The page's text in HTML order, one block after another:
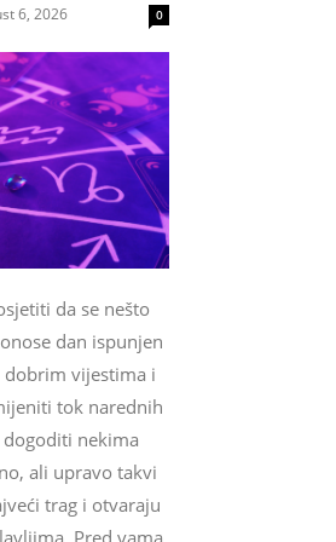
6, 2026 0
da se nešto
dan ispunjen
dobrim vijestima i
tok narednih
dogoditi nekima
ali upravo takvi
trag i otvaraju